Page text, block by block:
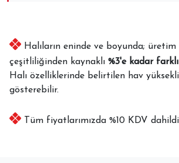
Halıların eninde ve boyunda;
çeşitliliğinden kaynaklı %3'e kadar
Halı özelliklerinde belirtilen hav
gösterebilir.
Tüm fiyatlarımızda %10 KDV